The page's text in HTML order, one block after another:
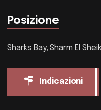
Posizione
Sharks Bay, Sharm El
Indicazioni